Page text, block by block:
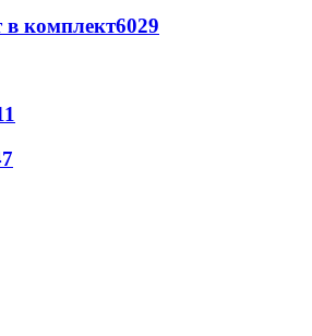
в комплект6029